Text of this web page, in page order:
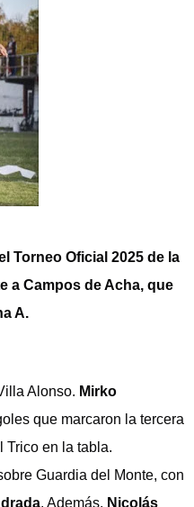
Torneo Oficial 2025 de la
a Campos de Acha, que
A.
Alonso. Mirko
que marcaron la tercera
Trico en la tabla.
Guardia del Monte, con
. Además, Nicolás